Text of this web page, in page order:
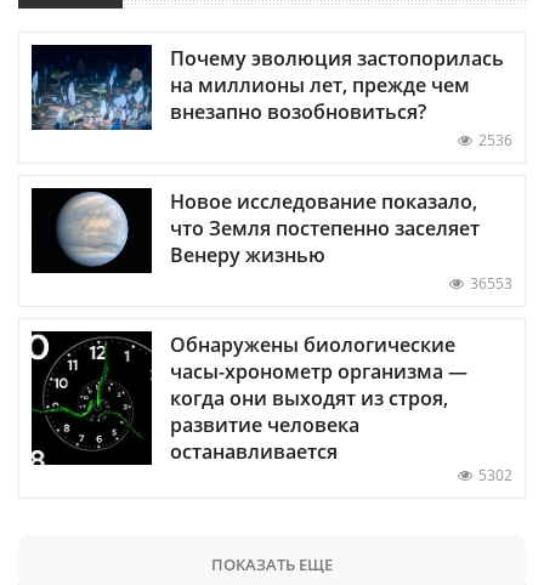
Почему эволюция застопорилась
на миллионы лет, прежде чем
внезапно возобновиться?
2536
Новое исследование показало,
что Земля постепенно заселяет
Венеру жизнью
36553
Обнаружены биологические
часы-хронометр организма —
когда они выходят из строя,
развитие человека
останавливается
5302
ПОКАЗАТЬ ЕЩЕ